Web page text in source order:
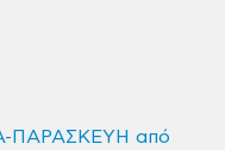
ΠΑΡΑΣΚΕΥΗ από